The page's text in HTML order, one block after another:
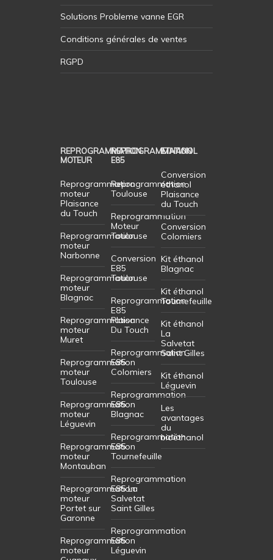
Solutions Probleme vanne EGR
Conditions générales de ventes
RGPD
REPROGRAMMATION
MOTEUR
Reprogrammation
moteur
Plaisance
du Touch
Reprogrammation
moteur
Narbonne
Reprogrammation
moteur
Blagnac
Reprogrammation
moteur
Muret
Reprogrammation
moteur
Toulouse
Reprogrammation
moteur
Léguevin
Reprogrammation
moteur
Montauban
Reprogrammation
moteur
Portet sur
Garonne
Reprogrammation
moteur
REPROGRAMMATION
E85
Reprogrammation
Toulouse
Reprogrammation
Moteur
Toulouse
Conversion
E85
Toulouse
Reprogrammation
E85
Plaisance
Du Touch
Reprogrammation
E85
Colomiers
Reprogrammation
E85
Blagnac
Reprogrammation
E85
Tournefeuille
Reprogrammation
E85 La
Salvetat
Saint Gilles
Reprogrammation
E85
Léguevin
ETHANOL
Conversion
éthanol
Plaisance
du Touch
Conversion
Colomiers
Kit éthanol
Blagnac
Kit éthanol
Tournefeuille
Kit éthanol
La
Salvetat
Saint Gilles
Kit éthanol
Léguevin
Les
avantages
du
bioéthanol